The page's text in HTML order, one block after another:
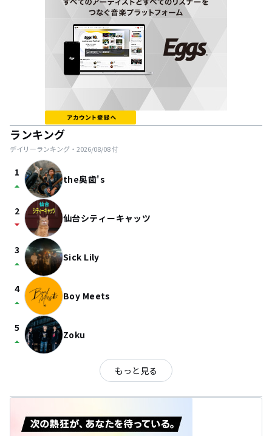
ランキング
デイリーランキング・ 2026/08/08付
1
arrow_drop_up the奥歯's
2
arrow_drop_down 仙台シティーキャッツ
3
arrow_drop_up Sick Lily
4
arrow_drop_up Boy Meets
5
arrow_drop_up Zoku
もっと見る